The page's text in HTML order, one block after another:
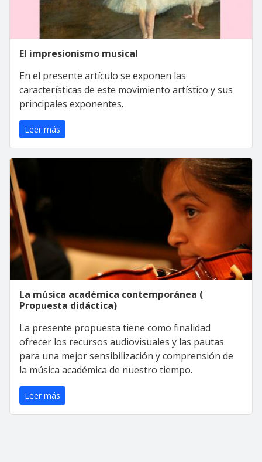
El impresionismo musical
En el presente artículo se exponen las
características de este movimiento artístico y sus
principales exponentes.
Leer más
La música académica contemporánea (
Propuesta didáctica)
La presente propuesta tiene como finalidad
ofrecer los recursos audiovisuales y las pautas
para una mejor sensibilización y comprensión de
la música académica de nuestro tiempo.
Leer más